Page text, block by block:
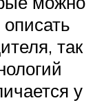
так
у